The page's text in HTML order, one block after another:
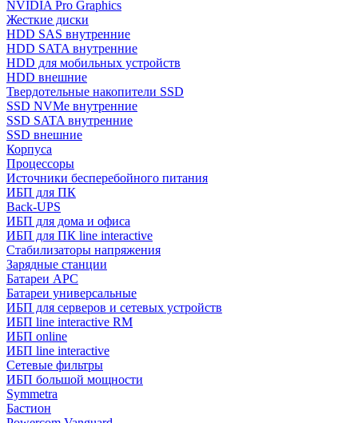
NVIDIA Pro Graphics
Жесткие диски
HDD SAS внутренние
HDD SATA внутренние
HDD для мобильных устройств
HDD внешние
Твердотельные накопители SSD
SSD NVMe внутренние
SSD SATA внутренние
SSD внешние
Корпуса
Процессоры
Источники бесперебойного питания
ИБП для ПК
Back-UPS
ИБП для дома и офиса
ИБП для ПК linе interactive
Стабилизаторы напряжения
Зарядные станции
Батареи APC
Батареи универсальные
ИБП для серверов и сетевых устройств
ИБП line interactive RM
ИБП online
ИБП linе interactive
Сетевые фильтры
ИБП большой мощности
Symmetra
Бастион